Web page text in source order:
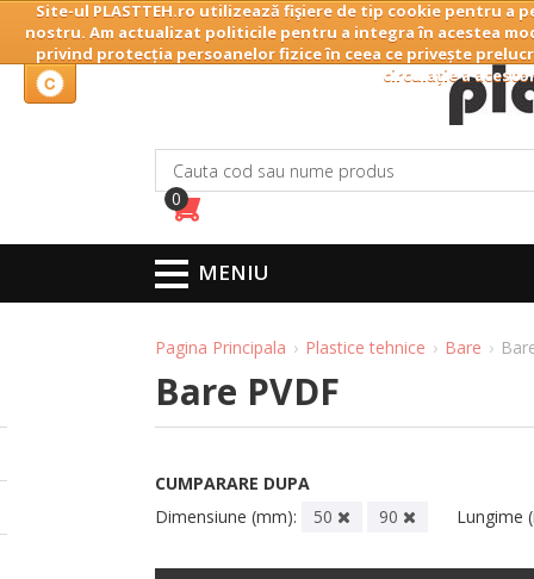
Home Companie
0
MENIU
Pagina Principala Plastice tehnice Bare
Bare PVDF
CUMPARARE DUPA
Dimensiune (mm):
50 90 Lungime
Site-ul PLASTTEH.ro utilizează fişiere de tip cookie pentru a
nostru. Am actualizat politicile pentru a integra în acestea
privind protecția persoanelor fizice în ceea ce privește
circulație a